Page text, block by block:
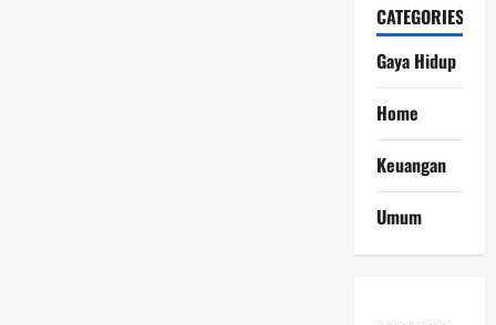
CATEGORIES
Gaya Hidup
Home
Keuangan
Umum